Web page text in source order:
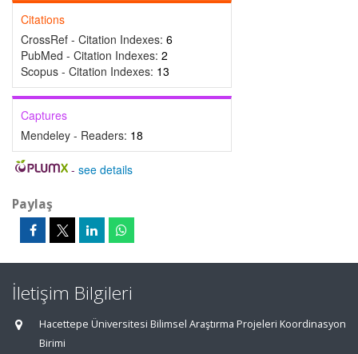
Citations
CrossRef - Citation Indexes: 6
PubMed - Citation Indexes: 2
Scopus - Citation Indexes: 13
Captures
Mendeley - Readers: 18
- see details
Paylaş
İletişim Bilgileri
Hacettepe Üniversitesi Bilimsel Araştırma Projeleri Koordinasyon
Birimi